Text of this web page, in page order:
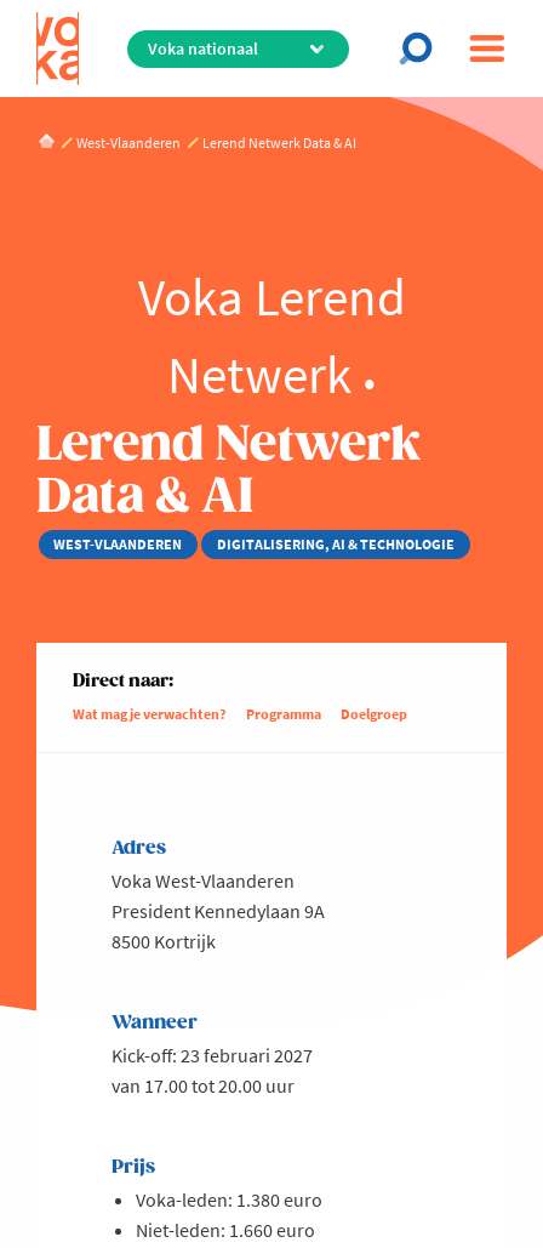
Overslaan
de
inhoud
West-Vlaanderen Lerend Netwerk Data & AI
Voka Lerend
Netwerk
Lerend Netwerk
Data & AI
WEST-VLAANDEREN DIGITALISERING, AI & TECHNOLOGIE
Direct naar:
Wat mag je verwachten? Programma Doelgroep
Adres
Voka West-Vlaanderen
President Kennedylaan 9A
8500 Kortrijk
Wanneer
Kick-off: 23 februari 2027
van 17.00 tot 20.00 uur
Prijs
Voka-leden: 1.380 euro
Niet-leden: 1.660 euro